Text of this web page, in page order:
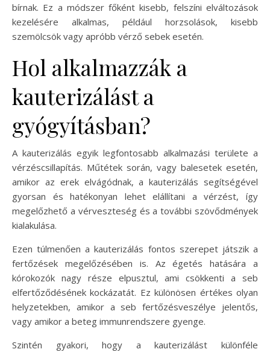
bírnak. Ez a módszer főként kisebb, felszíni elváltozások
kezelésére alkalmas, például horzsolások, kisebb
szemölcsök vagy apróbb vérző sebek esetén.
Hol alkalmazzák a
kauterizálást a
gyógyításban?
A kauterizálás egyik legfontosabb alkalmazási területe a
vérzéscsillapítás. Műtétek során, vagy balesetek esetén,
amikor az erek elvágódnak, a kauterizálás segítségével
gyorsan és hatékonyan lehet elállítani a vérzést, így
megelőzhető a vérveszteség és a további szövődmények
kialakulása.
Ezen túlmenően a kauterizálás fontos szerepet játszik a
fertőzések megelőzésében is. Az égetés hatására a
kórokozók nagy része elpusztul, ami csökkenti a seb
elfertőződésének kockázatát. Ez különösen értékes olyan
helyzetekben, amikor a seb fertőzésveszélye jelentős,
vagy amikor a beteg immunrendszere gyenge.
Szintén gyakori, hogy a kauterizálást különféle